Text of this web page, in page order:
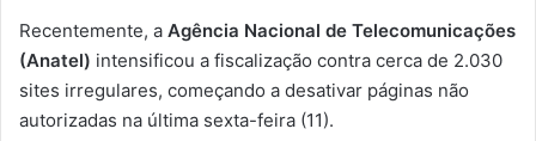
Recentemente, a Agência Nacional de Telecomunicações
(Anatel) intensificou a fiscalização contra cerca de 2.030
sites irregulares, começando a desativar páginas não
autorizadas na última sexta-feira (11).